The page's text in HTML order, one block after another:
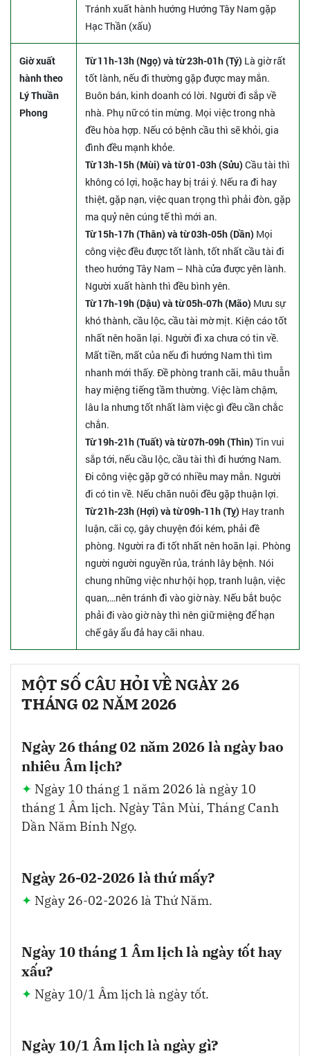
Tránh xuất hành hướng Hướng Tây Nam gặp
Hạc Thần (xấu)
Giờ xuất
hành theo
Lý Thuần
Phong
Từ 11h-13h (Ngọ) và từ 23h-01h (Tý) Là giờ rất
tốt lành, nếu đi thường gặp được may mắn.
Buôn bán, kinh doanh có lời. Người đi sắp về
nhà. Phụ nữ có tin mừng. Mọi việc trong nhà
đều hòa hợp. Nếu có bệnh cầu thì sẽ khỏi, gia
đình đều mạnh khỏe.
Từ 13h-15h (Mùi) và từ 01-03h (Sửu) Cầu tài thì
không có lợi, hoặc hay bị trái ý. Nếu ra đi hay
thiệt, gặp nạn, việc quan trọng thì phải đòn, gặp
ma quỷ nên cúng tế thì mới an.
Từ 15h-17h (Thân) và từ 03h-05h (Dần) Mọi
công việc đều được tốt lành, tốt nhất cầu tài đi
theo hướng Tây Nam – Nhà cửa được yên lành.
Người xuất hành thì đều bình yên.
Từ 17h-19h (Dậu) và từ 05h-07h (Mão) Mưu sự
khó thành, cầu lộc, cầu tài mờ mịt. Kiện cáo tốt
nhất nên hoãn lại. Người đi xa chưa có tin về.
Mất tiền, mất của nếu đi hướng Nam thì tìm
nhanh mới thấy. Đề phòng tranh cãi, mâu thuẫn
hay miệng tiếng tầm thường. Việc làm chậm,
lâu la nhưng tốt nhất làm việc gì đều cần chắc
chắn.
Từ 19h-21h (Tuất) và từ 07h-09h (Thìn) Tin vui
sắp tới, nếu cầu lộc, cầu tài thì đi hướng Nam.
Đi công việc gặp gỡ có nhiều may mắn. Người
đi có tin về. Nếu chăn nuôi đều gặp thuận lợi.
Từ 21h-23h (Hợi) và từ 09h-11h (Tỵ) Hay tranh
luận, cãi cọ, gây chuyện đói kém, phải đề
phòng. Người ra đi tốt nhất nên hoãn lại. Phòng
người người nguyền rủa, tránh lây bệnh. Nói
chung những việc như hội họp, tranh luận, việc
quan,…nên tránh đi vào giờ này. Nếu bắt buộc
phải đi vào giờ này thì nên giữ miệng để hạn
chế gây ẩu đả hay cãi nhau.
MỘT SỐ CÂU HỎI VỀ NGÀY 26
THÁNG 02 NĂM 2026
Ngày 26 tháng 02 năm 2026 là ngày bao
nhiêu Âm lịch?
Ngày 10 tháng 1 năm 2026 là ngày 10
tháng 1 Âm lịch. Ngày Tân Mùi, Tháng Canh
Dần Năm Bính Ngọ.
Ngày 26-02-2026 là thứ mấy?
Ngày 26-02-2026 là Thứ Năm.
Ngày 10 tháng 1 Âm lịch là ngày tốt hay
xấu?
Ngày 10/1 Âm lịch là ngày tốt.
Ngày 10/1 Âm lịch là ngày gì?